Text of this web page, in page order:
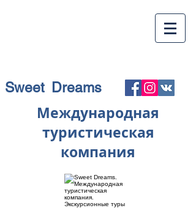
Sweet Dreams
Международная
туристическая
компания